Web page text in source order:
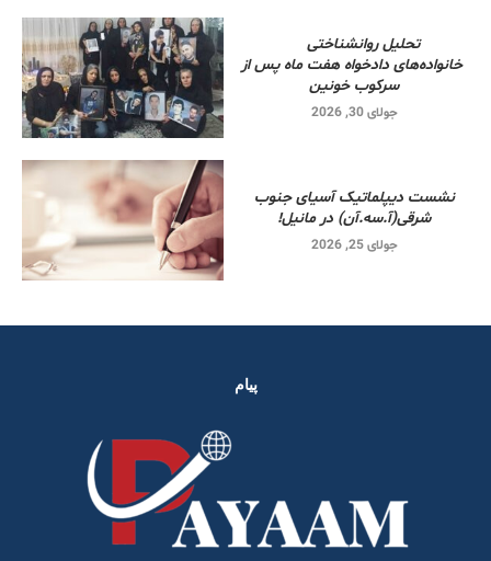
تحلیل روانشناختی
خانواده‌های دادخواه هفت ماه پس از
سرکوب خونین
جولای 30, 2026
نشست دیپلماتیک آسیای جنوب
شرقی‌(آ.سه.آن) در مانیل!
جولای 25, 2026
پیام